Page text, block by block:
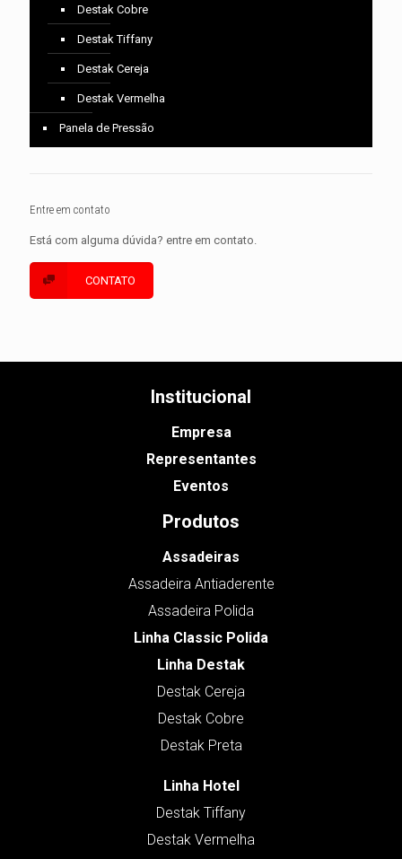
Destak Cobre
Destak Tiffany
Destak Cereja
Destak Vermelha
Panela de Pressão
Entre em contato
Está com alguma dúvida? entre em contato.
CONTATO
Institucional
Empresa
Representantes
Eventos
Produtos
Assadeiras
Assadeira Antiaderente
Assadeira Polida
Linha Classic Polida
Linha Destak
Destak Cereja
Destak Cobre
Destak Preta
Linha Hotel
Destak Tiffany
Destak Vermelha